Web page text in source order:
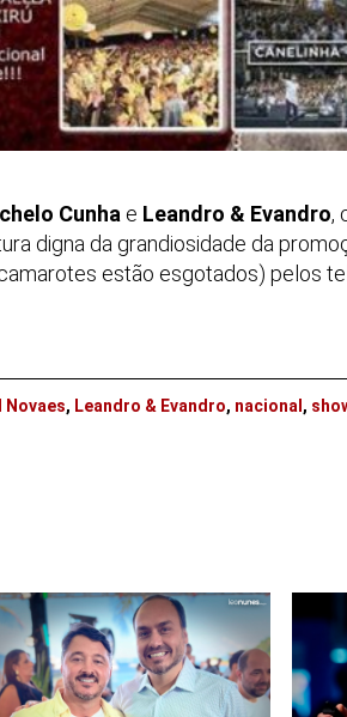
Cunha e Leandro & Evandro,
digna da grandiosidade da
estão esgotados) pelos
Novaes, Leandro & Evandro, nacional ,